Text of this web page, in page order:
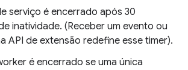
serviço é encerrado após 30
inatividade. (Receber um evento ou
API de extensão redefine esse timer).
é encerrado se uma única